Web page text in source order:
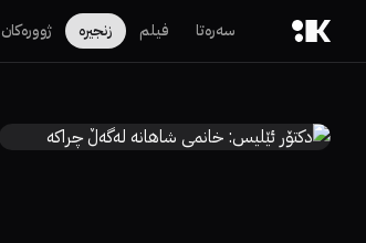
سەرەتا فیلم زنجیرە ژوورەکان